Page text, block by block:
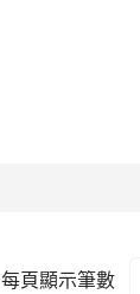
每頁顯示筆數